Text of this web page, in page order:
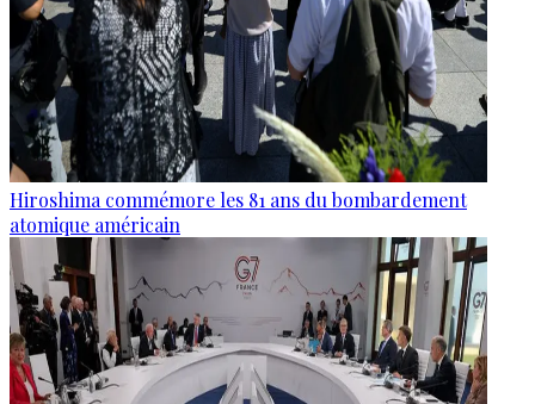
Hiroshima commémore les 81 ans du bombardement
atomique américain